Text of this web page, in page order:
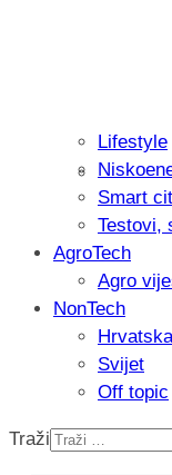
Lifestyle
Smart
Testovi,
AgroTech
Agro
NonTech
Hrvatska
Svijet
Off topic
Traži